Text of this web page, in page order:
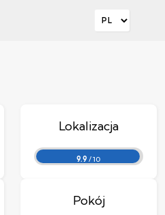
Lokalizacja
9.9 / 10
Pokój